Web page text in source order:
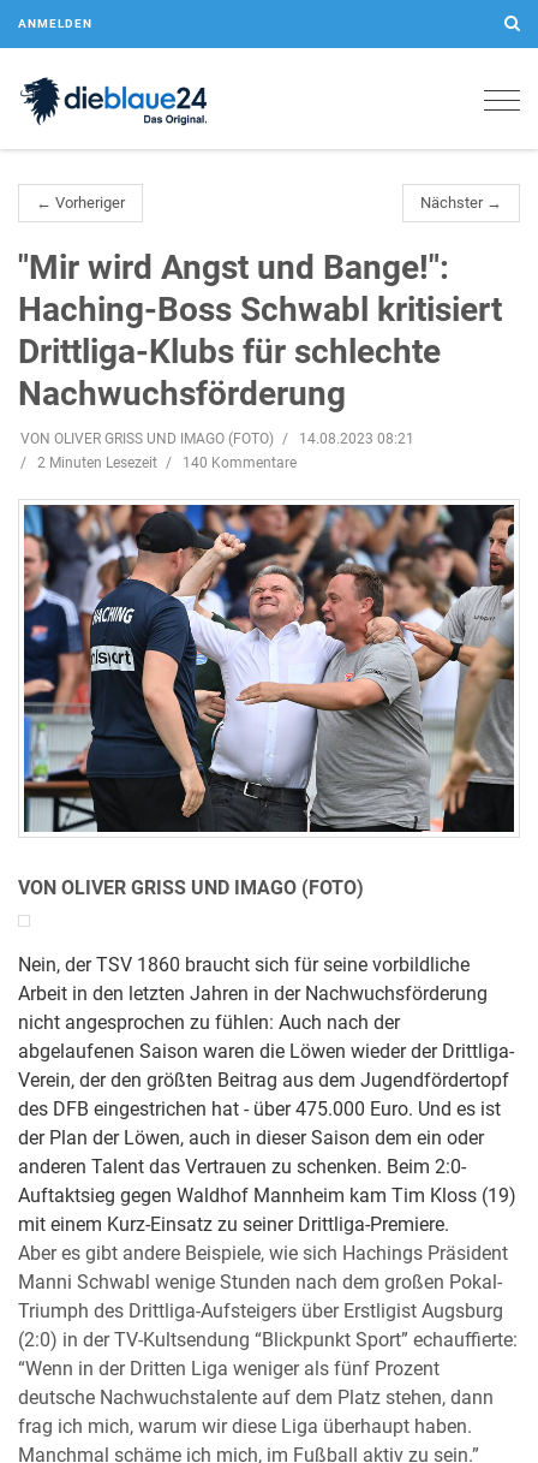
ANMELDEN
← Vorheriger Nächster →
"Mir wird Angst und Bange!":
Haching-Boss Schwabl kritisiert
Drittliga-Klubs für schlechte
Nachwuchsförderung
VON OLIVER GRISS UND IMAGO (FOTO)
14.08.2023 08:21
2 Minuten Lesezeit
140 Kommentare
VON OLIVER GRISS UND IMAGO (FOTO)
Nein, der TSV 1860 braucht sich für seine vorbildliche
Arbeit in den letzten Jahren in der Nachwuchsförderung
nicht angesprochen zu fühlen: Auch nach der
abgelaufenen Saison waren die Löwen wieder der Drittliga-
Verein, der den größten Beitrag aus dem Jugendfördertopf
des DFB eingestrichen hat - über 475.000 Euro. Und es ist
der Plan der Löwen, auch in dieser Saison dem ein oder
anderen Talent das Vertrauen zu schenken. Beim 2:0-
Auftaktsieg gegen Waldhof Mannheim kam Tim Kloss (19)
mit einem Kurz-Einsatz zu seiner Drittliga-Premiere.
Aber es gibt andere Beispiele, wie sich Hachings Präsident
Manni Schwabl wenige Stunden nach dem großen Pokal-
Triumph des Drittliga-Aufsteigers über Erstligist Augsburg
(2:0) in der TV-Kultsendung “Blickpunkt Sport” echauffierte:
“Wenn in der Dritten Liga weniger als fünf Prozent
deutsche Nachwuchstalente auf dem Platz stehen, dann
frag ich mich, warum wir diese Liga überhaupt haben.
Manchmal schäme ich mich, im Fußball aktiv zu sein.”